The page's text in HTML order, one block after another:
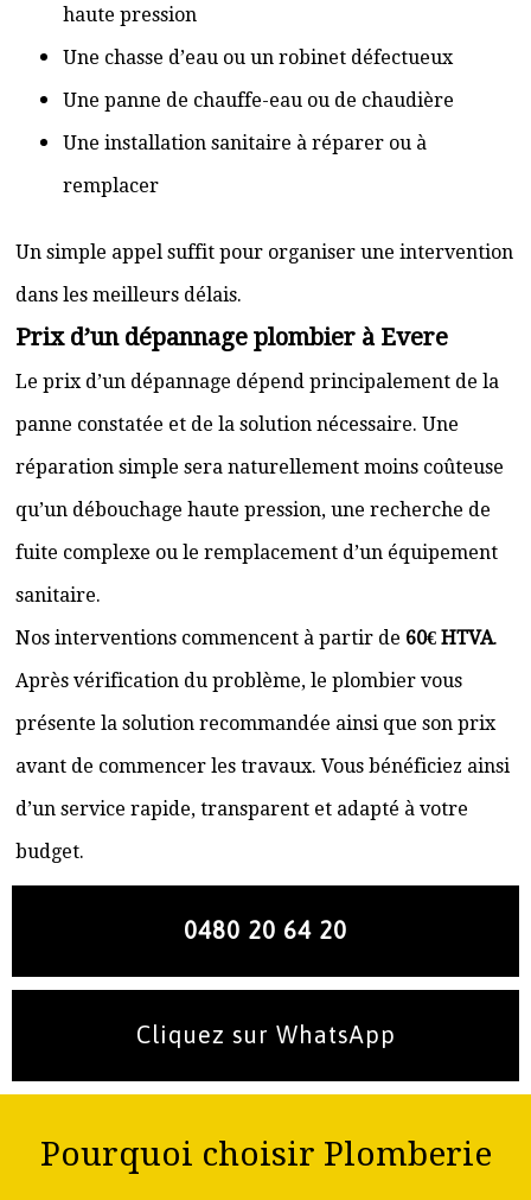
haute pression
Une chasse d’eau ou un robinet défectueux
Une panne de chauffe-eau ou de chaudière
Une installation sanitaire à réparer ou à
remplacer
Un simple appel suffit pour organiser une intervention
dans les meilleurs délais.
Prix d’un dépannage plombier à Evere
Le prix d’un dépannage dépend principalement de la
panne constatée et de la solution nécessaire. Une
réparation simple sera naturellement moins coûteuse
qu’un débouchage haute pression, une recherche de
fuite complexe ou le remplacement d’un équipement
sanitaire.
Nos interventions commencent à partir de 60€ HTVA.
Après vérification du problème, le plombier vous
présente la solution recommandée ainsi que son prix
avant de commencer les travaux. Vous bénéficiez ainsi
d’un service rapide, transparent et adapté à votre
budget.
0480 20 64 20
Cliquez sur WhatsApp
Pourquoi choisir Plomberie